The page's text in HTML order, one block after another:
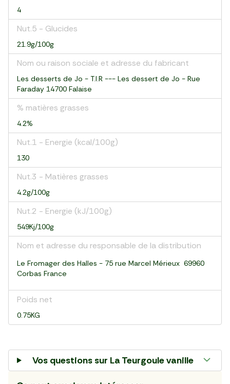
4
Nut.5 - Glucides
21.9g/100g
Nom ou raison sociale et adresse du fabricant
Les desserts de Jo - T.I.R --- Les dessert de Jo - Rue
Faraday 14700 Falaise
% matières grasses
4.2%
Nut.1 - Energie (kcal/100g)
130
Nut.3 - Matières grasses
4.2g/100g
Nut.2 - Energie (kJ/100g)
549Kj/100g
Nom et adresse du responsable de la distribution
Le Fromager des Halles - 75 rue Marcel Mérieux 69960
Corbas France
Poids net
0.75KG
Vos questions sur La Teurgoule vanille